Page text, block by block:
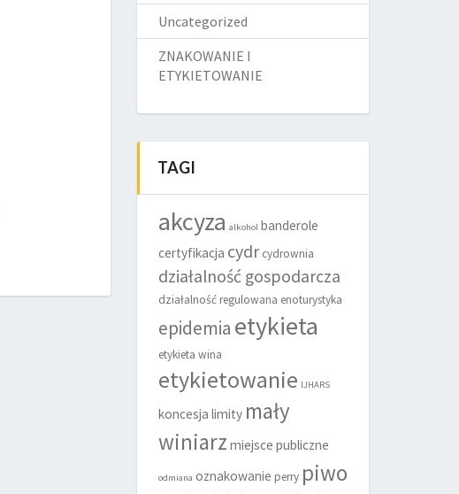
Uncategorized
ZNAKOWANIE I
ETYKIETOWANIE
TAGI
akcyza alkohol banderole
certyfikacja cydr cydrownia
działalność gospodarcza
działalność regulowana enoturystyka
epidemia etykieta
etykieta wina
etykietowanie IJHARS
koncesja limity mały
winiarz miejsce publiczne
odmiana oznakowanie perry piwo